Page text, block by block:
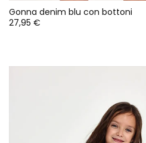
Gonna denim blu con bottoni
27,95 €